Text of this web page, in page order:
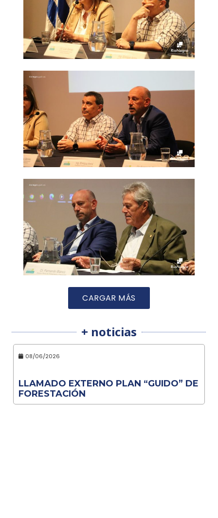
CARGAR MÁS
+ noticias
08/06/2026
LLAMADO EXTERNO PLAN “GUIDO” DE
FORESTACIÓN